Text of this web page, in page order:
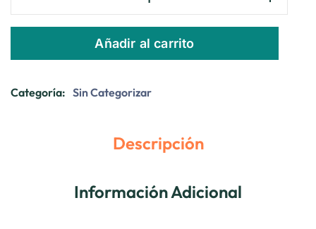
Añadir al carrito
Categoría: Sin Categorizar
Descripción
Información Adicional